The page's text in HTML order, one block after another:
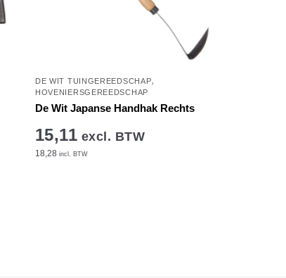
DE WIT TUINGEREEDSCHAP,
HOVENIERSGEREEDSCHAP
De Wit Japanse Handhak Rechts
15,11 excl. BTW
18,28 incl. BTW